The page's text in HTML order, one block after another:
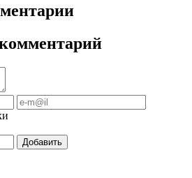
Добавить